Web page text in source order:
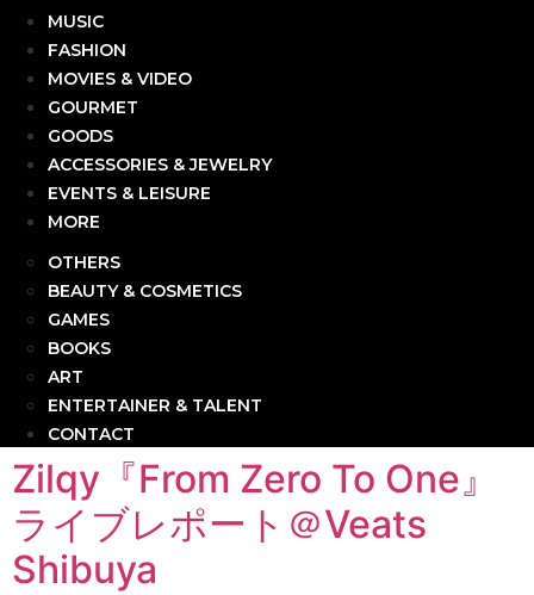
MUSIC
FASHION
MOVIES & VIDEO
GOURMET
GOODS
ACCESSORIES & JEWELRY
EVENTS & LEISURE
MORE
OTHERS
BEAUTY & COSMETICS
GAMES
BOOKS
ART
ENTERTAINER & TALENT
CONTACT
Zilqy『From Zero To One』
ライブレポート＠Veats
Shibuya